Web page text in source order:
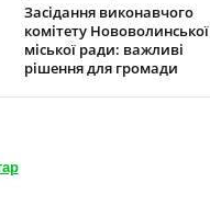
Засідання виконавчого
комітету Нововолинської
міської ради: важливі
рішення для громади